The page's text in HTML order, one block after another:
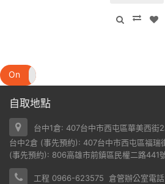
On
自取地點
台中1倉: 407台中市西屯區華美西街
台中2倉 (事先預約): 407台中市西屯區福瑞
(事先預約): 806高雄市前鎮區民權二路441
工程 0966-623575 倉管辦公室電